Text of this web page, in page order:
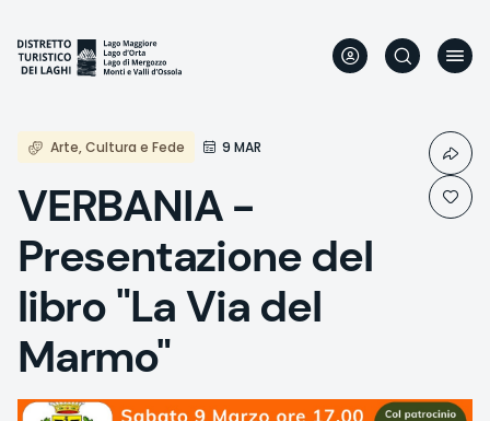
Inhalt
Arte, Cultura e Fede 9 MAR
VERBANIA -
Presentazione del
libro "La Via del
Marmo"